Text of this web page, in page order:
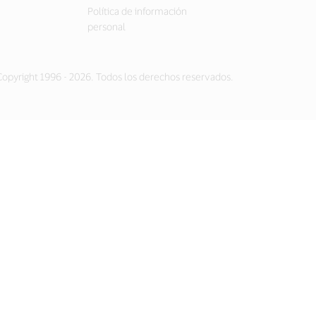
Política de información
personal
1996 - 2026. Todos los derechos reservados.